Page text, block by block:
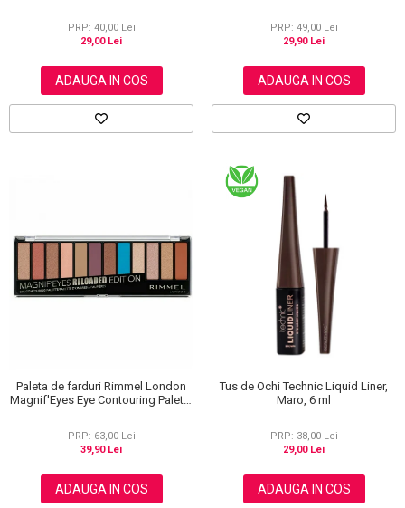
PRP: 40,00 Lei
29,00 Lei
ADAUGA IN COS
PRP: 49,00 Lei
29,90 Lei
ADAUGA IN COS
Paleta de farduri Rimmel London
Magnif'Eyes Eye Contouring Palette
PRP: 63,00 Lei
39,90 Lei
ADAUGA IN COS
Tus de Ochi Technic Liquid Liner,
Maro, 6 ml
PRP: 38,00 Lei
29,00 Lei
ADAUGA IN COS